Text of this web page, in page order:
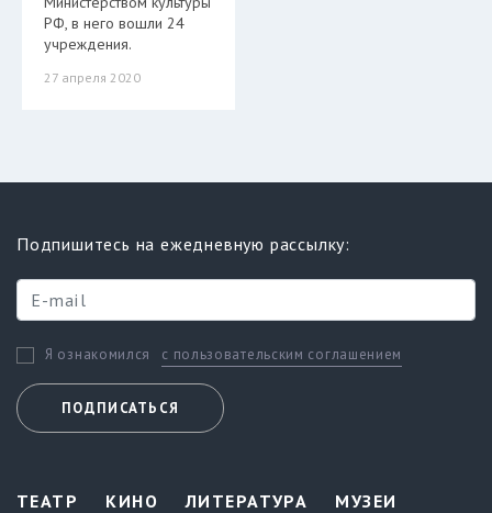
РФ, в него вошли 24
учреждения.
27 апреля 2020
Подпишитесь на ежедневную рассылку:
Я ознакомился с пользовательским соглашением
ПОДПИСАТЬСЯ
ТЕАТР КИНО ЛИТЕРАТУРА
МУЗЕИ